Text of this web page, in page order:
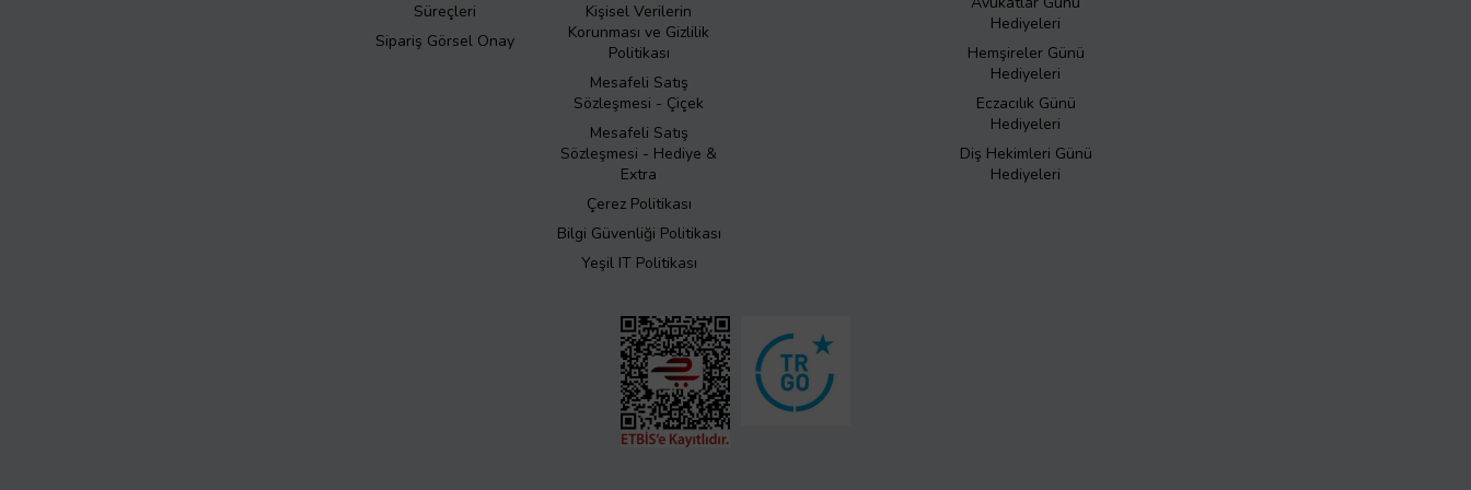
Süreçleri
Sipariş Görsel Onay
Kişisel Verilerin
Korunması ve Gizlilik
Politikası
Mesafeli Satış
Sözleşmesi - Çiçek
Mesafeli Satış
Sözleşmesi - Hediye &
Extra
Çerez Politikası
Bilgi Güvenliği Politikası
Yeşil IT Politikası
Hediyeleri
Hemşireler Günü
Hediyeleri
Eczacılık Günü
Hediyeleri
Diş Hekimleri Günü
Hediyeleri